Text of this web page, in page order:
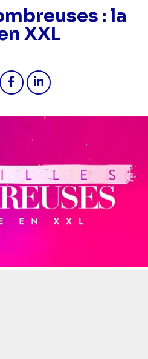
: la
XXL
Partager "2026-05-07 17:30 -
Partager "2026-05-07 17:30